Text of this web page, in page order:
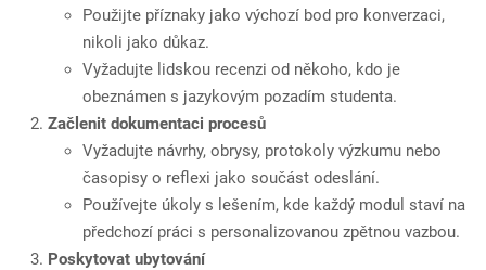
Použijte příznaky jako výchozí bod pro konverzaci,
nikoli jako důkaz.
Vyžadujte lidskou recenzi od někoho, kdo je
obeznámen s jazykovým pozadím studenta.
Začlenit dokumentaci procesů
Vyžadujte návrhy, obrysy, protokoly výzkumu nebo
časopisy o reflexi jako součást odeslání.
Používejte úkoly s lešením, kde každý modul staví na
předchozí práci s personalizovanou zpětnou vazbou.
Poskytovat ubytování